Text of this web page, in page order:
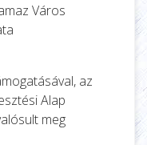
Város
az
Alap
meg